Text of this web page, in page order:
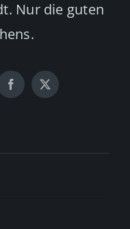
Nur die guten